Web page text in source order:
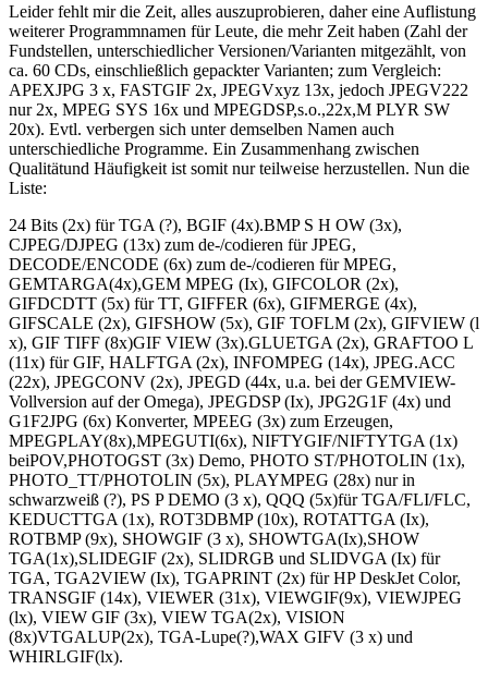
Leider fehlt mir die Zeit, alles auszuprobieren, daher eine Auflistung
weiterer Programmnamen für Leute, die mehr Zeit haben (Zahl der
Fundstellen, unterschiedlicher Versionen/Varianten mitgezählt, von
ca. 60 CDs, einschließlich gepackter Varianten; zum Vergleich:
APEXJPG 3 x, FASTGIF 2x, JPEGVxyz 13x, jedoch JPEGV222
nur 2x, MPEG SYS 16x und MPEGDSP,s.o.,22x,M PLYR SW
20x). Evtl. verbergen sich unter demselben Namen auch
unterschiedliche Programme. Ein Zusammenhang zwischen
Qualitätund Häufigkeit ist somit nur teilweise herzustellen. Nun die
Liste:
24 Bits (2x) für TGA (?), BGIF (4x).BMP S H OW (3x),
CJPEG/DJPEG (13x) zum de-/codieren für JPEG,
DECODE/ENCODE (6x) zum de-/codieren für MPEG,
GEMTARGA(4x),GEM MPEG (Ix), GIFCOLOR (2x),
GIFDCDTT (5x) für TT, GIFFER (6x), GIFMERGE (4x),
GIFSCALE (2x), GIFSHOW (5x), GIF TOFLM (2x), GIFVIEW (l
x), GIF TIFF (8x)GIF VIEW (3x).GLUETGA (2x), GRAFTOO L
(11x) für GIF, HALFTGA (2x), INFOMPEG (14x), JPEG.ACC
(22x), JPEGCONV (2x), JPEGD (44x, u.a. bei der GEMVIEW-
Vollversion auf der Omega), JPEGDSP (Ix), JPG2G1F (4x) und
G1F2JPG (6x) Konverter, MPEEG (3x) zum Erzeugen,
MPEGPLAY(8x),MPEGUTI(6x), NIFTYGIF/NIFTYTGA (1x)
beiPOV,PHOTOGST (3x) Demo, PHOTO ST/PHOTOLIN (1x),
PHOTO_TT/PHOTOLIN (5x), PLAYMPEG (28x) nur in
schwarzweiß (?), PS P DEMO (3 x), QQQ (5x)für TGA/FLI/FLC,
KEDUCTTGA (1x), ROT3DBMP (10x), ROTATTGA (Ix),
ROTBMP (9x), SHOWGIF (3 x), SHOWTGA(Ix),SHOW
TGA(1x),SLIDEGIF (2x), SLIDRGB und SLIDVGA (Ix) für
TGA, TGA2VIEW (Ix), TGAPRINT (2x) für HP DeskJet Color,
TRANSGIF (14x), VIEWER (31x), VIEWGIF(9x), VIEWJPEG
(lx), VIEW GIF (3x), VIEW TGA(2x), VISION
(8x)VTGALUP(2x), TGA-Lupe(?),WAX GIFV (3 x) und
WHIRLGIF(lx).